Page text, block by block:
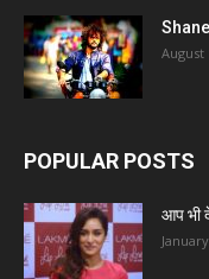
August
POPULAR POSTS
आप भी